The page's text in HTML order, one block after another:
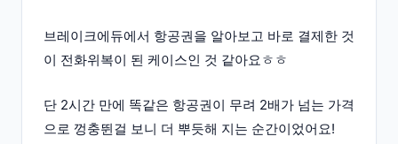
브레이크에듀에서 항공권을 알아보고 바로 결제한 것
이 전화위복이 된 케이스인 것 같아요ㅎㅎ
단 2시간 만에 똑같은 항공권이 무려 2배가 넘는 가격
으로 껑충뛴걸 보니 더 뿌듯해 지는 순간이었어요!